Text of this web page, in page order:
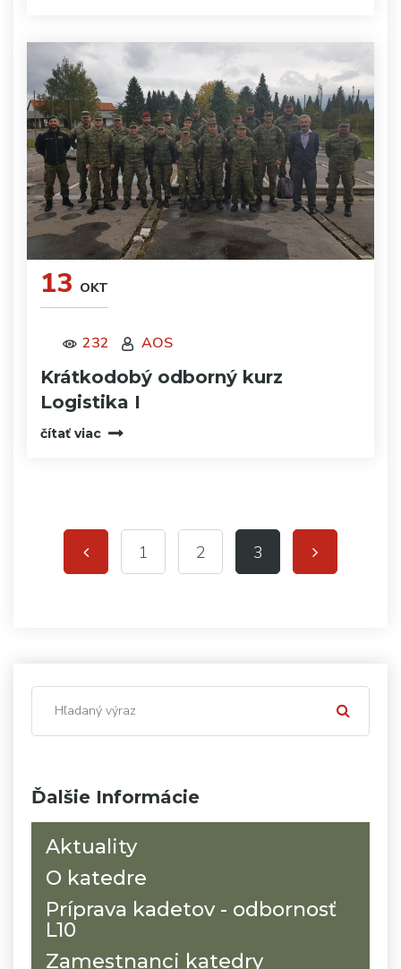
Ďalšie Informácie
Aktuality
O katedre
Príprava kadetov - odbornosť
L10
Zamestnanci katedry
13 OKT
232 AOS
Krátkodobý odborný kurz
Logistika I
čítať viac
1 2 3